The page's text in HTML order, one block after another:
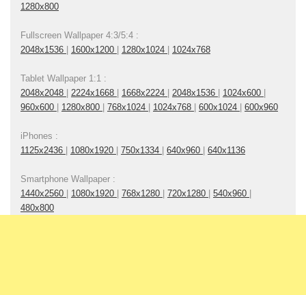
1280x800
Fullscreen Wallpaper 4:3/5:4 :
2048x1536 | 1600x1200 | 1280x1024 | 1024x768
Tablet Wallpaper 1:1 :
2048x2048 | 2224x1668 | 1668x2224 | 2048x1536 | 1024x600 |
960x600 | 1280x800 | 768x1024 | 1024x768 | 600x1024 | 600x960
iPhones :
1125x2436 | 1080x1920 | 750x1334 | 640x960 | 640x1136
Smartphone Wallpaper :
1440x2560 | 1080x1920 | 768x1280 | 720x1280 | 540x960 |
480x800